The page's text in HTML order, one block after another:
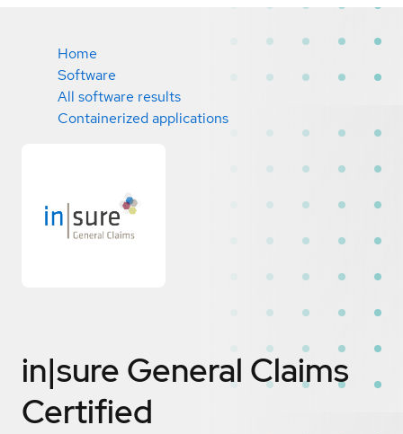
Home
Software
All software results
Containerized applications
in|sure General Claims
Certified